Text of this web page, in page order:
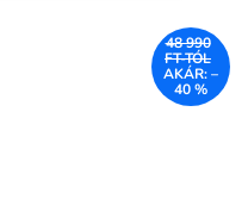
48 990
FT-TÓL
AKÁR: –
40 %